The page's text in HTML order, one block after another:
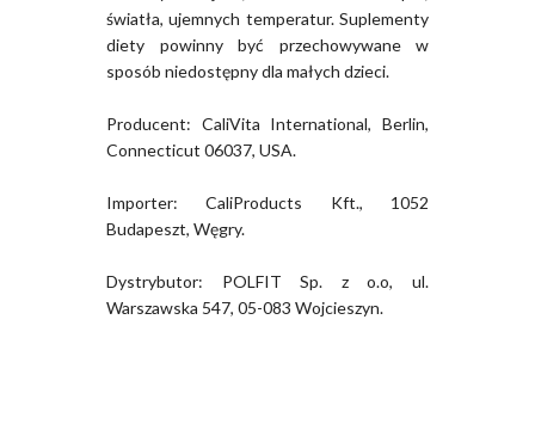
światła, ujemnych temperatur. Suplementy
diety powinny być przechowywane w
sposób niedostępny dla małych dzieci.
Producent: CaliVita International, Berlin,
Connecticut 06037, USA.
Importer: CaliProducts Kft., 1052
Budapeszt, Węgry.
Dystrybutor: POLFIT Sp. z o.o, ul.
Warszawska 547, 05-083 Wojcieszyn.